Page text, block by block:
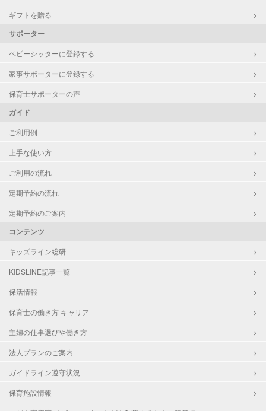
ギフトを贈る
サポーター
ベビーシッターに登録する
家事サポーターに登録する
保育士サポーターの声
ガイド
ご利用例
上手な使い方
ご利用の流れ
定期予約の流れ
定期予約のご案内
コンテンツ
キッズライン総研
KIDSLINE記事一覧
保活情報
保育士の働き方 キャリア
主婦の仕事選びや働き方
法人プランのご案内
ガイドライン遵守状況
保育施設情報